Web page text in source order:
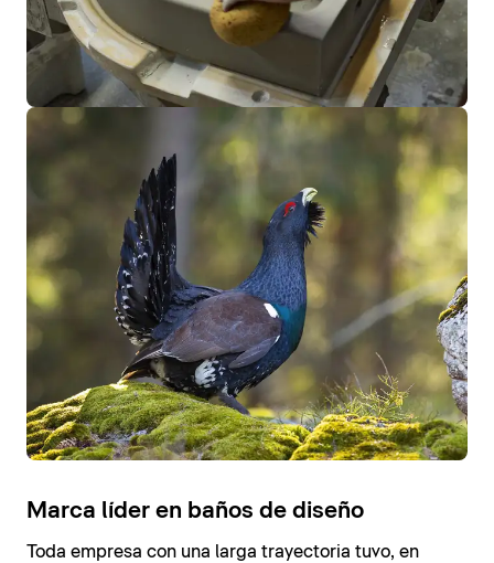
Marca líder en baños de diseño
Toda empresa con una larga trayectoria tuvo, en